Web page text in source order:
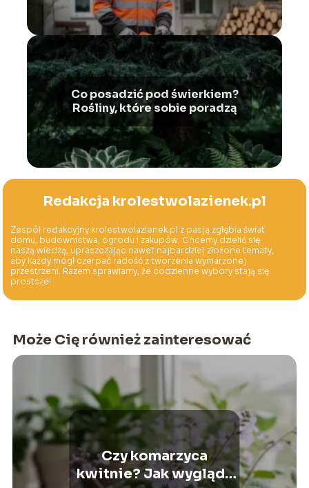
Co posadzić pod świerkiem?
Rośliny, które sobie poradzą
Redakcja krolestwolazienek.pl
Zespół redakcyjny krolestwolazienek.pl z pasją zgłębia świat
domu, budownictwa, ogrodu i zakupów. Chcemy dzielić się
naszą wiedzą, upraszczając nawet najbardziej złożone tematy,
aby każdy mógł czerpać radość z tworzenia wymarzonej
przestrzeni. Razem sprawiamy, że codzienne wybory stają się
prostsze!
Może Cię również zainteresować
Czy komarzyca
kwitnie? Jak wygląda